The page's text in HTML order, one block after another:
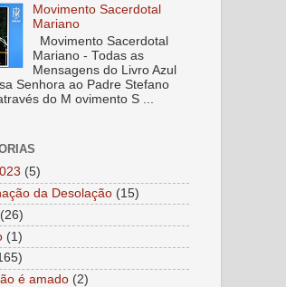
Movimento Sacerdotal
Mariano
Movimento Sacerdotal
Mariano - Todas as
Mensagens do Livro Azul
Senhora ao Padre Stefano
do M ovimento S ...
(5)
da Desolação (15)
(26)
(1)
é amado (2)